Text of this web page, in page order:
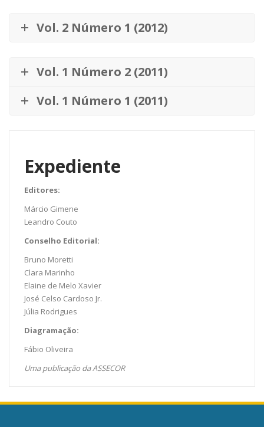
Vol. 2 Número 1 (2012)
Vol. 1 Número 2 (2011)
Vol. 1 Número 1 (2011)
Expediente
Editores:
Márcio Gimene
Leandro Couto
Conselho Editorial:
Bruno Moretti
Clara Marinho
Elaine de Melo Xavier
José Celso Cardoso Jr.
Júlia Rodrigues
Diagramação:
Fábio Oliveira
Uma publicação da ASSECOR